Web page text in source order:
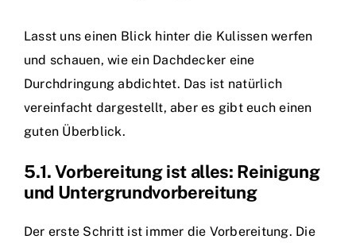
Lasst uns einen Blick hinter die Kulissen werfen
und schauen, wie ein Dachdecker eine
Durchdringung abdichtet. Das ist natürlich
vereinfacht dargestellt, aber es gibt euch einen
guten Überblick.
5.1. Vorbereitung ist alles: Reinigung
und Untergrundvorbereitung
Der erste Schritt ist immer die Vorbereitung. Die